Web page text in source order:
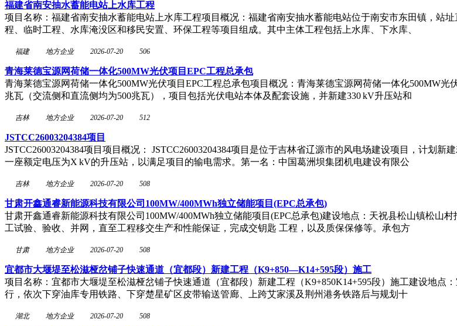
福建省南安抽水蓄能电站上水库工程
项目名称：福建省南安抽水蓄能电站上水库工程项目概况：福建省南安抽水蓄能电站位于南安市东田镇，站
程、临时工程、水库淹没区和移民安置、环保工程等项目组成。其中主体工程包括上水库、下水库、
福建 地方企业 2026-07-20 506
青海莱德宝源网荷储一体化500MW光伏项目EPC工程总承包
青海莱德宝源网荷储一体化500MW光伏项目EPC工程总承包项目概况：青海莱德宝源网荷储一体化500MW
兆瓦（交流侧和直流侧均为500兆瓦），项目包括光伏电站本体及配套设施，并新建330 kV升压站和
吉林 地方企业 2026-07-20 512
JSTCC26003204384项目
JSTCC26003204384项目项目概况： JSTCC26003204384项目是位于吉林省辽源市的风电场建设项目，计划
一座额定电压为X kV的升压站，以满足项目的输电需求。第一名：中国葛洲坝集团机电建设有限公
吉林 地方企业 2026-07-20 508
甘肃开鑫通睿新能源科技有限公司100MW/400MWh独立储能项目(EPC总承包)
甘肃开鑫通睿新能源科技有限公司100MW/400MWh独立储能项目(EPC总承包)建设地点：天祝县松山镇松山
工试验、验收、并网，直至工程移交生产和性能保证，完成交钥匙 工程，以及质保保修等。承包方
甘肃 地方企业 2026-07-20 508
宜都市大堰堤至松滋桠岔铺子快速通道（宜都段）新建工程（K9+850—K14+595段）施工
项目名称：宜都市大堰堤至松滋桠岔铺子快速通道（宜都段）新建工程（K9+850K14+595段）施工建设地
行，依次下穿油库专用铁路、下穿楚星矿区皮带输送管廊、上跨艾家溪及荆州港务铁路后与规划十
湖北 地方企业 2026-07-20 508